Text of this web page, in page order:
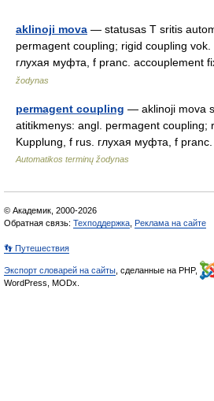
aklinoji mova — statusas T sritis
permagent coupling; rigid coupling vok.
глухая муфта, f pranc. accouplement
žodynas
permagent coupling — aklinoji mova
atitikmenys: angl. permagent coupling;
Kupplung, f rus. глухая муфта, f
Automatikos terminų žodynas
© Академик, 2000-2026
Обратная связь: Техподдержка Реклама на сайте
👣 Путешествия
Экспорт словарей на сайты , сделанные на PHP,
WordPress, MODx.